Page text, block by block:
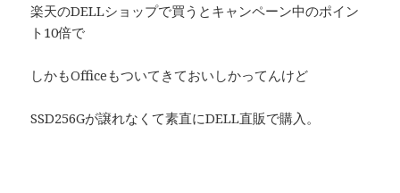
楽天のDELLショップで買うとキャンペーン中のポイン
ト10倍で
しかもOfficeもついてきておいしかってんけど
SSD256Gが譲れなくて素直にDELL直販で購入。